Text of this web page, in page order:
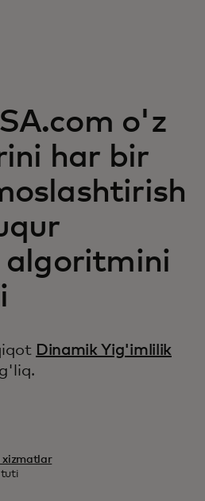
o'z
har bir
algoritmini
Dinamik Yig'imlilik
xizmatlar